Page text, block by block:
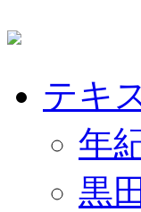
テキ
年
黒